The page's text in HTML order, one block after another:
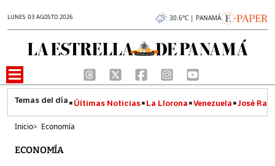
LUNES 03 AGOSTO 2026 30.6°C | PANAMÁ
Últimas Noticias La Llorona Venezuela José
Inicio> Economía
ECONOMÍA